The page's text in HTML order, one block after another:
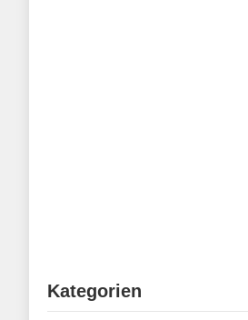
Kategorien